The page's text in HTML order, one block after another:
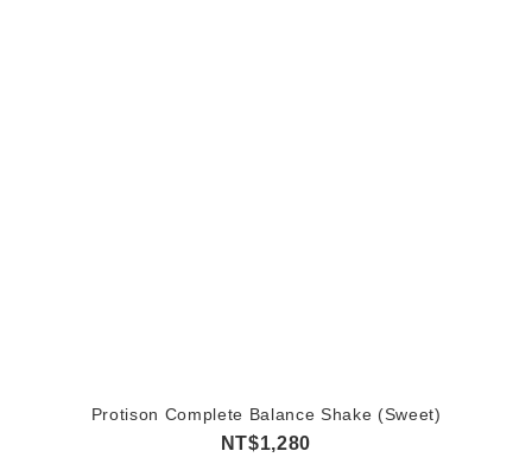
Protison Complete Balance Shake (Sweet)
NT$1,280